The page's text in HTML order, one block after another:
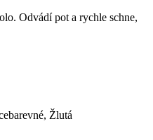
Odvádí pot a rychle schne,
, Žlutá